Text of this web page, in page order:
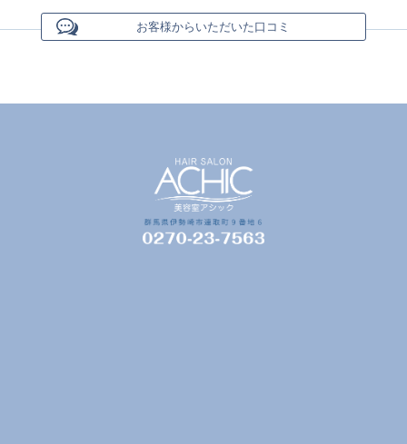
お客様からいただいた口コミ